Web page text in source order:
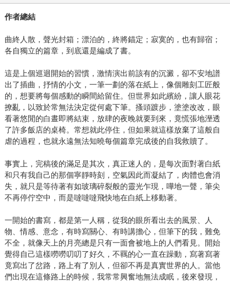
作者總結
曲終人散，聲光封箱；漂泊的，終將錨定；寂寞的，也有歸宿；
各自獨立的篇章，到底還是編成了書。
這是上個巡迴開始的習慣，激情演出前該有的沉澱，卻不安地譜
出了插曲，抒情的小文，一筆一劃的落在紙上，像個雕刻工匠般
的，想要將每個感動的瞬間給留住。但世界如此繽紛，讓人眼花
撩亂，以致於常無法決定從何處下筆。搔頭踱步，塗塗改改，眼
看著悠閒的白晝即將結束，放肆的夜晚就要到來，竟慌張地溼透
了許多飯店的桌椅。常想就此停住，但如果就這樣放棄了這般自
虐的過程，也就永遠無法知曉每個篇章完成後的自我救贖了。
事實上，完稿後的滿足是其次，真正迷人的，是每次面對著白紙
和只有我自己的那個寧靜時刻，空氣因此而凝結了，肉體也會消
失，就只是等待著有如玻璃碎裂般的靈光乍現，嘩地一聲，筆尖
不再停佇空中，而是噠噠噠飛快地在白紙上移動著。
一開始的書寫，都是第一人稱，從我的眼所看出去的風景、人
物、情感、意念，有時寫關心、有時講擔心，但筆下的我，難免
不全，就像天上的月亮總是只有一面會被地上的人們看見。開始
覺得自己這樣嘮嘮叨叨了好久，不羈的心一直在躁動，寫著寫著
竟寫出了岔路，路上有了別人，但卻不再是真實世界的人。當他
們出現在這條路上的時候，我常常興奮地無法成眠，後來發現，